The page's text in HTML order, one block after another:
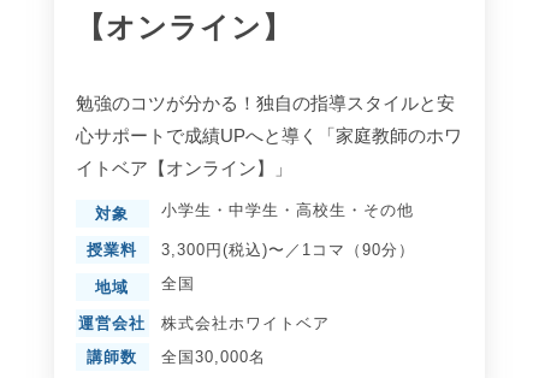
【オンライン】
勉強のコツが分かる！独自の指導スタイルと安
心サポートで成績UPへと導く「家庭教師のホワ
イトベア【オンライン】」
対象 小学生 ・ 中学生 ・ 高校生 ・ その他
授業料 3,300円(税込)〜／1コマ（90分）
地域 全国
運営会社
株式会社ホワイトベア
講師数
全国30,000名